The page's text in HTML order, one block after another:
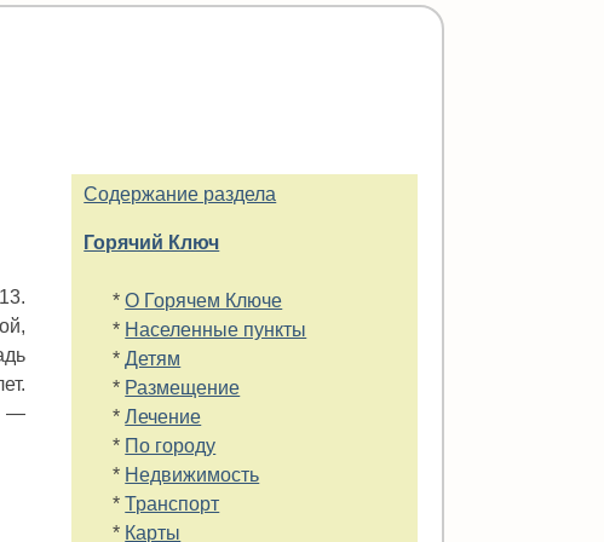
—
Содержание раздела
Горячий Ключ
*О Горячем Ключе
* Населенные пункты
*Детям
* Размещение
*Лечение
* По городу
* Недвижимость
*Транспорт
* Карты